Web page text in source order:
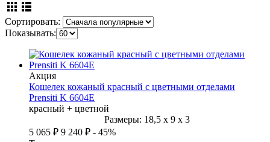
Сортировать:
Показывать:
Акция
Кошелек кожаный красный с цветными отделами
Prensiti K 6604Е
красный + цветной
Размеры: 18,5 x 9 x 3
5 065 ₽ 9 240 ₽ - 45%